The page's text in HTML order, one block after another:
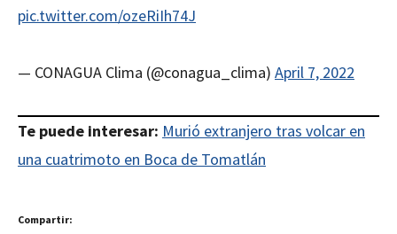
pic.twitter.com/ozeRiIh74J
— CONAGUA Clima (@conagua_clima) April 7, 2022
Te puede interesar: Murió extranjero tras volcar en
una cuatrimoto en Boca de Tomatlán
Compartir: